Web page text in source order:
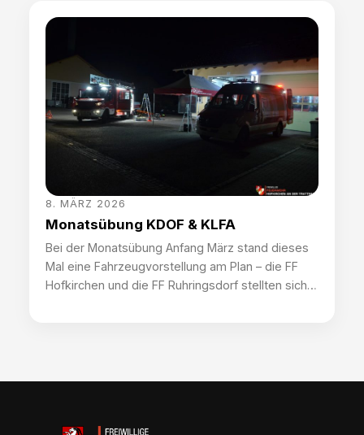
das sogenannte „Pump and Roll“- Verfahren in
handelt es sich um ein taktisches […]
8. MÄRZ 2026
Monatsübung KDOF & KLFA
Bei der Monatsübung Anfang März stand dieses
Mal eine Fahrzeugvorstellung am Plan – die FF
Hofkirchen und die FF Ruhringsdorf stellten sich
KameradInnnen. Ein wertvoller Vorteil, die